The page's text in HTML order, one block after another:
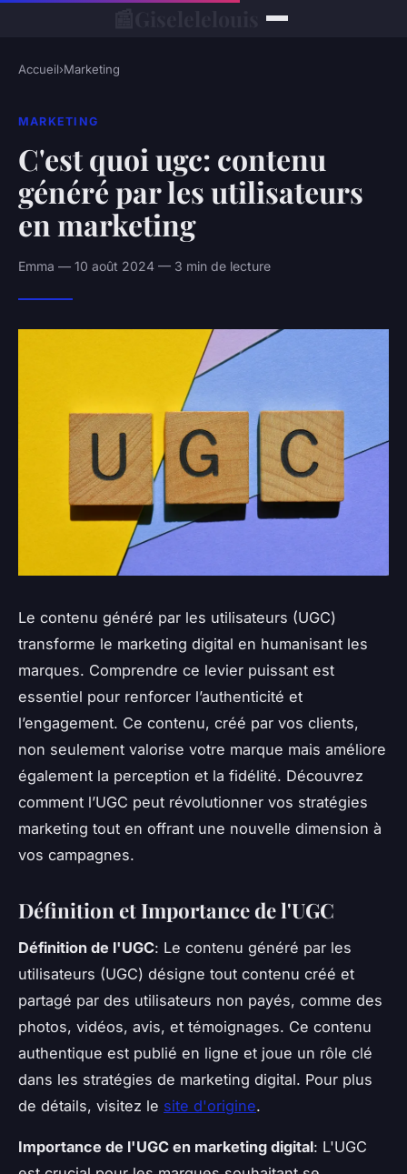
Accueil›Marketing
MARKETING
C'est quoi ugc: contenu
généré par les utilisateurs
en marketing
Emma — 10 août 2024 — 3 min de lecture
Le contenu généré par les utilisateurs (UGC)
transforme le marketing digital en humanisant les
marques. Comprendre ce levier puissant est
essentiel pour renforcer l’authenticité et
l’engagement. Ce contenu, créé par vos clients,
non seulement valorise votre marque mais améliore
également la perception et la fidélité. Découvrez
comment l’UGC peut révolutionner vos stratégies
marketing tout en offrant une nouvelle dimension à
vos campagnes.
Définition et Importance de l'UGC
Définition de l'UGC: Le contenu généré par les
utilisateurs (UGC) désigne tout contenu créé et
partagé par des utilisateurs non payés, comme des
photos, vidéos, avis, et témoignages. Ce contenu
authentique est publié en ligne et joue un rôle clé
dans les stratégies de marketing digital. Pour plus
de détails, visitez le site d'origine.
Importance de l'UGC en marketing digital: L'UGC